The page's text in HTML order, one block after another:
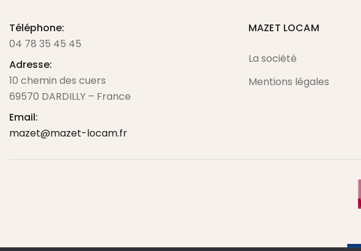
Téléphone:
04 78 35 45 45
Adresse:
10 chemin des cuers
69570 DARDILLY – France
Email:
mazet@mazet-locam.fr
MAZET LOCAM
La société
Mentions légales